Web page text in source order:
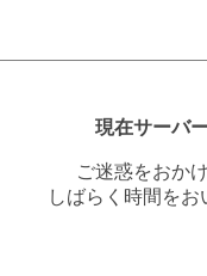
現在サーバ
ご迷惑をおか
しばらく時間を